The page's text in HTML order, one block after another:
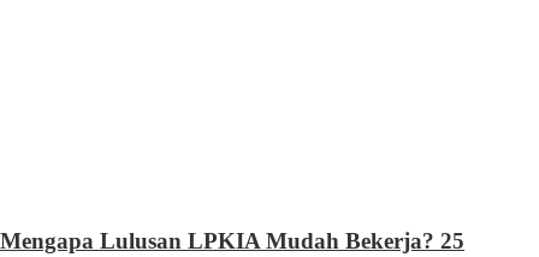
Mengapa Lulusan LPKIA Mudah Bekerja? 25